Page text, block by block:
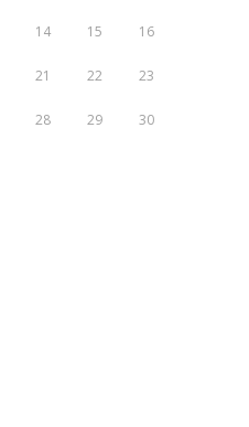
14 15 16
21 22 23
28 29 30